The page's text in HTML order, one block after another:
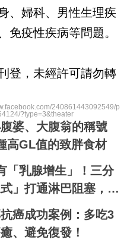
、婦科、男性生理疾
免疫性疾病等問題。
登，未經許可請勿轉
240861443092549/p
?type=3&theater
婆、大腹翁的稱號
高GL值的致胖食材
「乳腺增生」！三分
」打通淋巴阻塞，乳
｜每日健康Health
癌成功案例：多吃3
、避免復發！